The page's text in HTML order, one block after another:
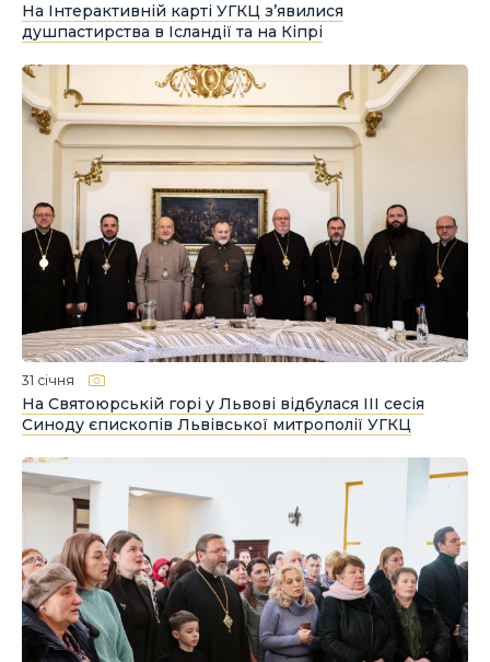
На Інтерактивній карті УГКЦ з’явилися
душпастирства в Ісландії та на Кіпрі
31 січня
На Святоюрській горі у Львові відбулася ІІІ сесія
Синоду єпископів Львівської митрополії УГКЦ